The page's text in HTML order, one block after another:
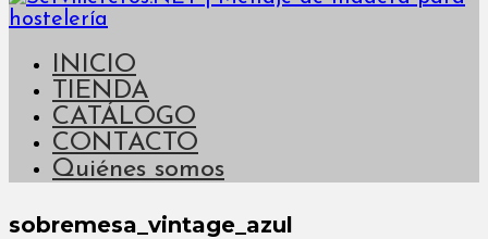
INICIO
TIENDA
CATÁLOGO
CONTACTO
Quiénes somos
sobremesa_vintage_azul